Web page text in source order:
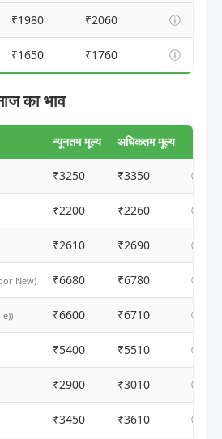
₹1980 ₹2060 ⓘ
₹1650 ₹1760 ⓘ
का भाव
न्यूनतम मूल्य अधिकतम मूल्य
₹3250 ₹3350 ⓘ
₹2200 ₹2260 ⓘ
₹2610 ₹2690 ⓘ
New) ₹6680 ₹6780 ⓘ
₹6600 ₹6710 ⓘ
₹5400 ₹5510 ⓘ
₹2900 ₹3010 ⓘ
₹3450 ₹3610 ⓘ